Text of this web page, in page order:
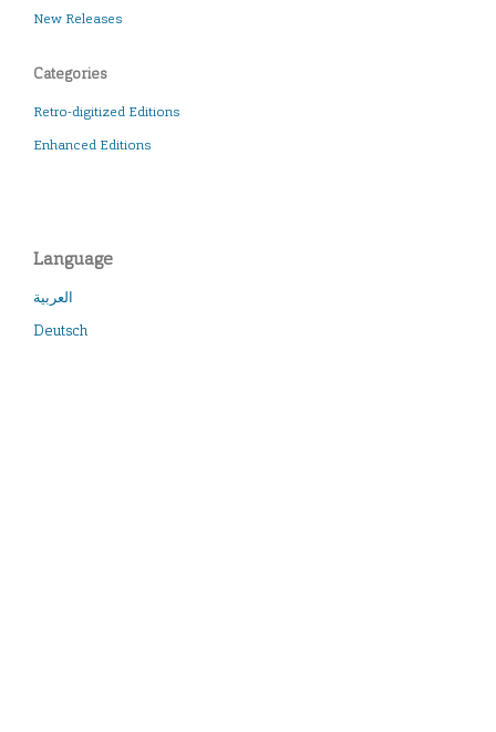
New Releases
Categories
Retro-digitized Editions
Enhanced Editions
Language
العربية
Deutsch